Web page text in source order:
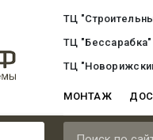
ТЦ
ТЦ "Бессарабка"
ТЦ
МОНТАЖ